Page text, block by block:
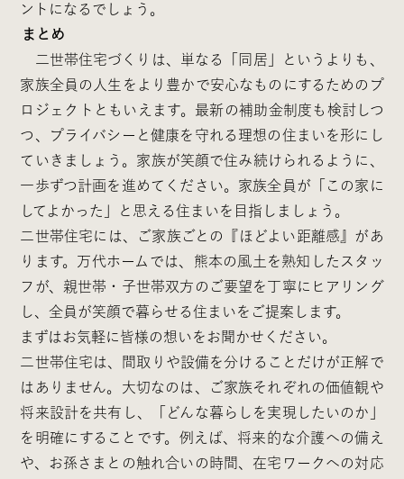
ントになるでしょう。
まとめ
二世帯住宅づくりは、単なる「同居」というよりも、
家族全員の人生をより豊かで安心なものにするためのプ
ロジェクトともいえます。最新の補助金制度も検討しつ
つ、プライバシーと健康を守れる理想の住まいを形にし
ていきましょう。家族が笑顔で住み続けられるように、
一歩ずつ計画を進めてください。家族全員が「この家に
してよかった」と思える住まいを目指しましょう。
二世帯住宅には、ご家族ごとの『ほどよい距離感』があ
ります。万代ホームでは、熊本の風土を熟知したスタッ
フが、親世帯・子世帯双方のご要望を丁寧にヒアリング
し、全員が笑顔で暮らせる住まいをご提案します。
まずはお気軽に皆様の想いをお聞かせください。
二世帯住宅は、間取りや設備を分けることだけが正解で
はありません。大切なのは、ご家族それぞれの価値観や
将来設計を共有し、「どんな暮らしを実現したいのか」
を明確にすることです。例えば、将来的な介護への備え
や、お孫さまとの触れ合いの時間、在宅ワークへの対応